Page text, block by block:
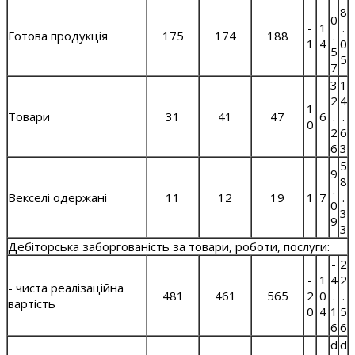
Готова продукція 175 174 188
-
1
1
4
-
0
.
5
7
8
.
0
5
Товари 31 41 47
1
0 6
3
2
.
2
6
1
4
.
6
3
Векселі одержані 11 12 19 1 7
9
.
0
9
5
8
.
3
3
Дебіторська заборгованість за товари, роботи, послуги:
- чиста реалізаційна
вартість
481 461 565
-
2
0
1
0
4
-
4
.
1
6
2
2
.
5
6
d d